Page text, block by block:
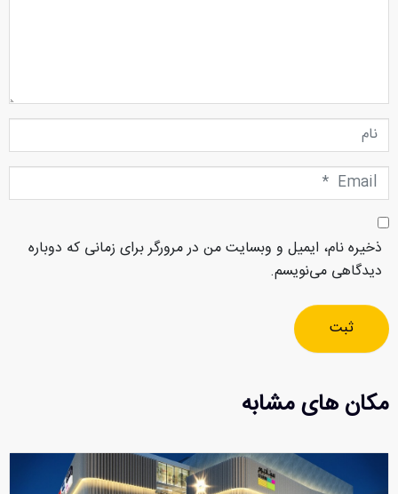
نام
Email
*
ذخیره نام، ایمیل و وبسایت من در مرورگر برای زمانی که دوباره
دیدگاهی می‌نویسم.
ثبت
مکان های مشابه